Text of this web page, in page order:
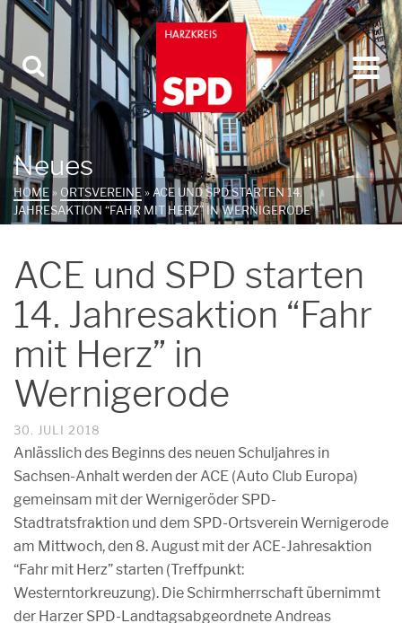
Neues
HOME» ORTSVEREINE» ACE UND SPD STARTEN 14.
JAHRESAKTION “FAHR MIT HERZ” IN WERNIGERODE
ACE und SPD starten
14. Jahresaktion “Fahr
mit Herz” in
Wernigerode
30. JULI 2018
Anlässlich des Beginns des neuen Schuljahres in
Sachsen-Anhalt werden der ACE (Auto Club Europa)
gemeinsam mit der Wernigeröder SPD-
Stadtratsfraktion und dem SPD-Ortsverein Wernigerode
am Mittwoch, den 8. August mit der ACE-Jahresaktion
“Fahr mit Herz” starten (Treffpunkt:
Westerntorkreuzung). Die Schirmherrschaft übernimmt
der Harzer SPD-Landtagsabgeordnete Andreas